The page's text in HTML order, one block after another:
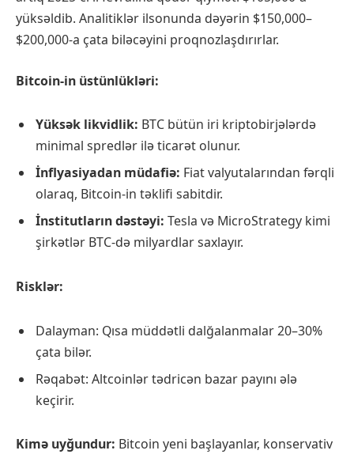
yüksəldib. Analitiklər ilsonunda dəyərin $150,000–
$200,000-a çata biləcəyini proqnozlaşdırırlar.
Bitcoin-in üstünlükləri:
Yüksək likvidlik: BTC bütün iri kriptobirjələrdə
minimal spredlər ilə ticarət olunur.
İnflyasiyadan müdafiə: Fiat valyutalarından fərqli
olaraq, Bitcoin-in təklifi sabitdir.
İnstitutların dəstəyi: Tesla və MicroStrategy kimi
şirkətlər BTC-də milyardlar saxlayır.
Risklər:
Dalayman: Qısa müddətli dalğalanmalar 20–30%
çata bilər.
Rəqabət: Altcoinlər tədricən bazar payını ələ
keçirir.
Kimə uyğundur: Bitcoin yeni başlayanlar, konservativ